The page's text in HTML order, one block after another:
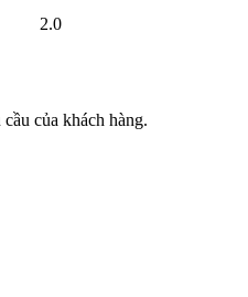
2.0
của khách hàng.